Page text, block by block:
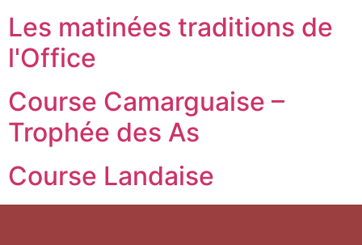
Les matinées traditions de
l'Office
Course Camarguaise –
Trophée des As
Course Landaise